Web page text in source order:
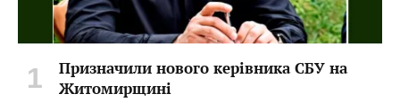
Призначили нового керівника СБУ на
Житомирщині